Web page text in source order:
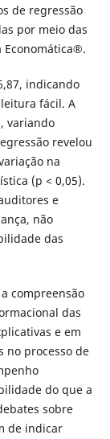
de regressão
por meio das
Economática®.
indicando
fácil. A
variando
revelou
na
(p < 0,05).
e
não
das
compreensão
das
e em
no processo de
do que a
sobre
de indicar